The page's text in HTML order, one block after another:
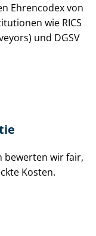
Ehrencodex von
wie RICS
und DGSV
bewerten wir fair,
Kosten.